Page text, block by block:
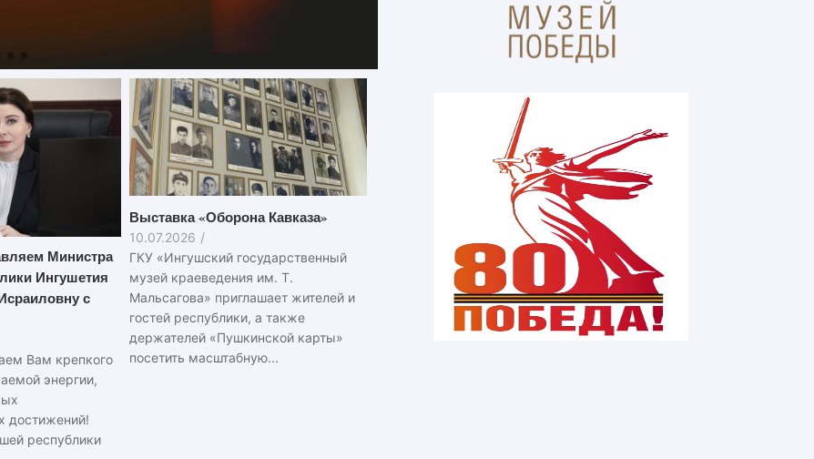
Министра
Ингушетия
с
Вам крепкого
энергии,
достижений!
республики
Выставка «Оборона Кавказа»
10.07.2026 /
ГКУ «Ингушский государственный
музей краеведения им. Т.
Мальсагова» приглашает жителей и
гостей республики, а также
держателей «Пушкинской карты»
посетить масштабную...